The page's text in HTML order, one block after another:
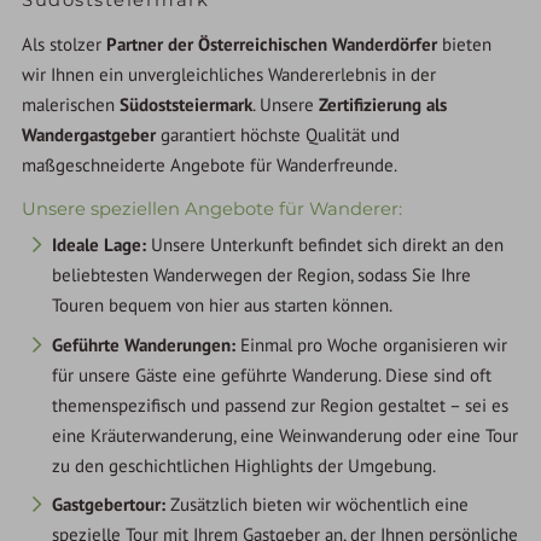
Als stolzer Partner der Österreichischen Wanderdörfer bieten
wir Ihnen ein unvergleichliches Wandererlebnis in der
malerischenSüdoststeiermark. UnsereZertifizierung als
Wandergastgeber garantiert höchste Qualität und
maßgeschneiderte Angebote für Wanderfreunde.
Unsere speziellen Angebote für Wanderer:
Ideale Lage: Unsere Unterkunft befindet sich direkt an den
beliebtesten Wanderwegen der Region, sodass Sie Ihre
Touren bequem von hier aus starten können.
Geführte Wanderungen: Einmal pro Woche organisieren wir
für unsere Gäste eine geführte Wanderung. Diese sind oft
themenspezifisch und passend zur Region gestaltet – sei es
eine Kräuterwanderung, eine Weinwanderung oder eine Tour
zu den geschichtlichen Highlights der Umgebung.
Gastgebertour: Zusätzlich bieten wir wöchentlich eine
spezielle Tour mit Ihrem Gastgeber an, der Ihnen persönliche